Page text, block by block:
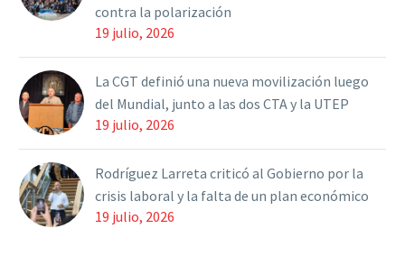
contra la polarización
19 julio, 2026
La CGT definió una nueva movilización luego
del Mundial, junto a las dos CTA y la UTEP
19 julio, 2026
Rodríguez Larreta criticó al Gobierno por la
crisis laboral y la falta de un plan económico
19 julio, 2026